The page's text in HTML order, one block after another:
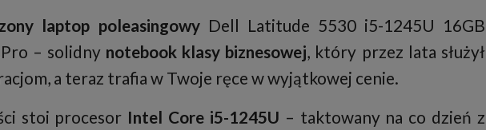
laptop poleasingowyDell Latitude 5530 i5-1245U 16GB
– solidny notebook klasy biznesowej, który przez lata służył
a teraz trafia w Twoje ręce w wyjątkowej cenie.
stoi procesor Intel Core i5-1245U – taktowany na co dzień z